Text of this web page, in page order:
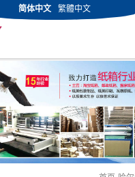
简体中文 繁體中文